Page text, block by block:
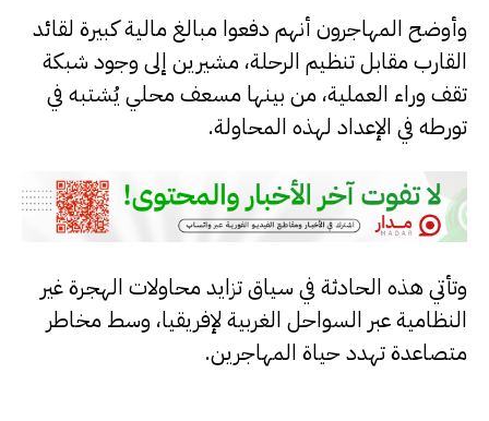
وأوضح المهاجرون أنهم دفعوا مبالغ مالية كبيرة لقائد
القارب مقابل تنظيم الرحلة، مشيرين إلى وجود شبكة
تقف وراء العملية، من بينها مسعف محلي يُشتبه في
تورطه في الإعداد لهذه المحاولة.
وتأتي هذه الحادثة في سياق تزايد محاولات الهجرة غير
النظامية عبر السواحل الغربية لإفريقيا، وسط مخاطر
متصاعدة تهدد حياة المهاجرين.